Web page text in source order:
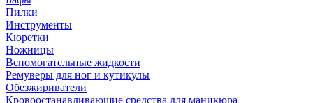
Пилки
Инструменты
Кюретки
Ножницы
Вспомогательные жидкости
Ремуверы для ног и кутикулы
Обезжириватели
Кровоостанавливающие средства для маникюра